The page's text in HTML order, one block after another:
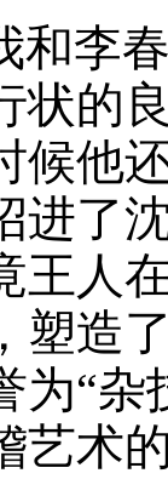
和李
状的
候他
进了
王人
塑造
为“杂
艺术